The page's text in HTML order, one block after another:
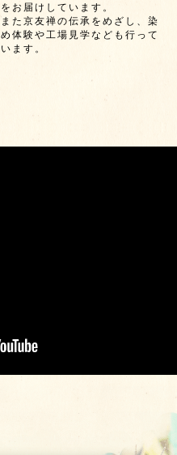
をお届けしています。
また京友禅の伝承をめざし、染
め体験や工場見学なども行って
います。